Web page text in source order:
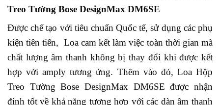
Treo Tường Bose DesignMax DM6SE
Được chế tạo với tiêu chuẩn Quốc tế, sử dụng các phụ
kiện tiên tiến, Loa cam kết làm việc toàn thời gian mà
chất lượng âm thanh không bị thay đổi khi được kết
hợp với amply tương ứng. Thêm vào đó, Loa Hộp
Treo Tường Bose DesignMax DM6SE được nhận
định tốt về khả năng tương hợp với các dàn âm thanh